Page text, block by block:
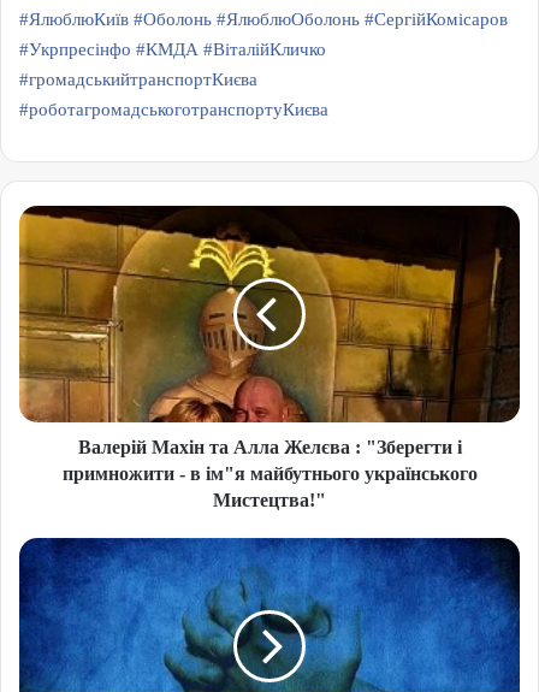
#ЯлюблюКиїв #Оболонь #ЯлюблюОболонь #СергійКомісаров
#Укрпресінфо #КМДА #ВіталійКличко
#громадськийтранспортКиєва
#роботагромадськоготранспортуКиєва
Валерій Махін та Алла Желєва : "Зберегти і
примножити - в ім"я майбутнього українського
Мистецтва!"